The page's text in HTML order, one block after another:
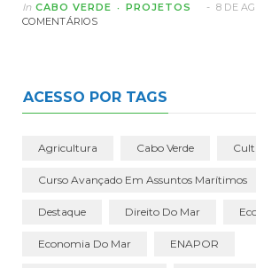
In CABO VERDE PROJETOS 8 DE
COMENTÁRIOS
ACESSO POR TAGS
Agricultura Cabo Verde
Curso Avançado Em Assuntos Marítimos
Destaque Direito Do Mar
Economia Do Mar ENAPOR